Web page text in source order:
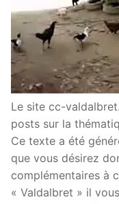
Le site cc-
posts sur la
Ce texte a été
que vous désirez
complémentaires à
« Valdalbret » il